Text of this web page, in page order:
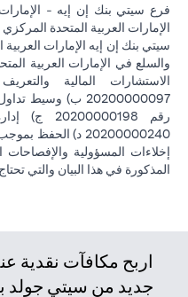
فرع سيتي بنك إن إيه -
الإمارات العربية المتحدة
سيتي بنك إن إيه الإمارات
الاستشارات المالية
20200000097 ب)
رقم
إخلاءات المسؤولية والإفصاحات
المذكورة في هذا البيان والتي
اربح مكافآت
جديد من سيتي جولد